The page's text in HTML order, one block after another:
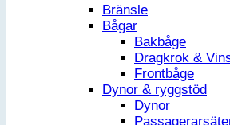
Bränsle
Bågar
Bakbåge
Dragkrok &
Frontbåge
Dynor & ryggstöd
Dynor